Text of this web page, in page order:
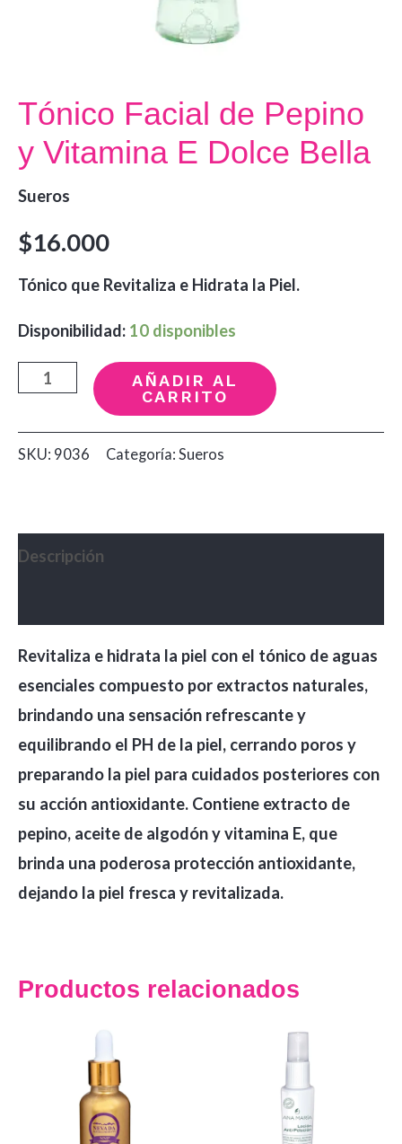
Tónico Facial de Pepino
y Vitamina E Dolce Bella
Sueros
$16.000
Tónico que Revitaliza e Hidrata la Piel.
Disponibilidad: 10 disponibles
Tónico
de
Pepino
E
AÑADIR AL
CARRITO
SKU: 9036 Categoría: Sueros
Descripción
Revitaliza e hidrata la piel con el tónico de aguas
esenciales compuesto por extractos naturales,
brindando una sensación refrescante y
equilibrando el PH de la piel, cerrando poros y
preparando la piel para cuidados posteriores con
su acción antioxidante. Contiene extracto de
pepino, aceite de algodón y vitamina E, que
brinda una poderosa protección antioxidante,
dejando la piel fresca y revitalizada.
Productos relacionados